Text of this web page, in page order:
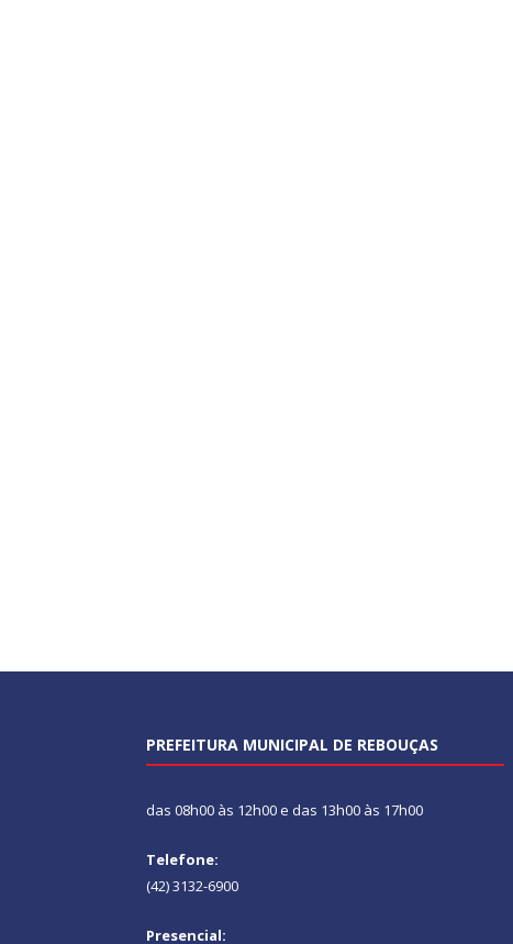
PREFEITURA MUNICIPAL DE REBOUÇAS
das 08h00 às 12h00 e das 13h00 às 17h00
Telefone:
(42) 3132-6900
Presencial: